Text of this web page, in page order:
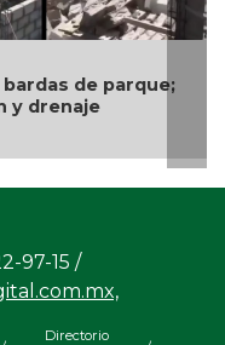
de parque;
exige a
97-15 /
Directorio